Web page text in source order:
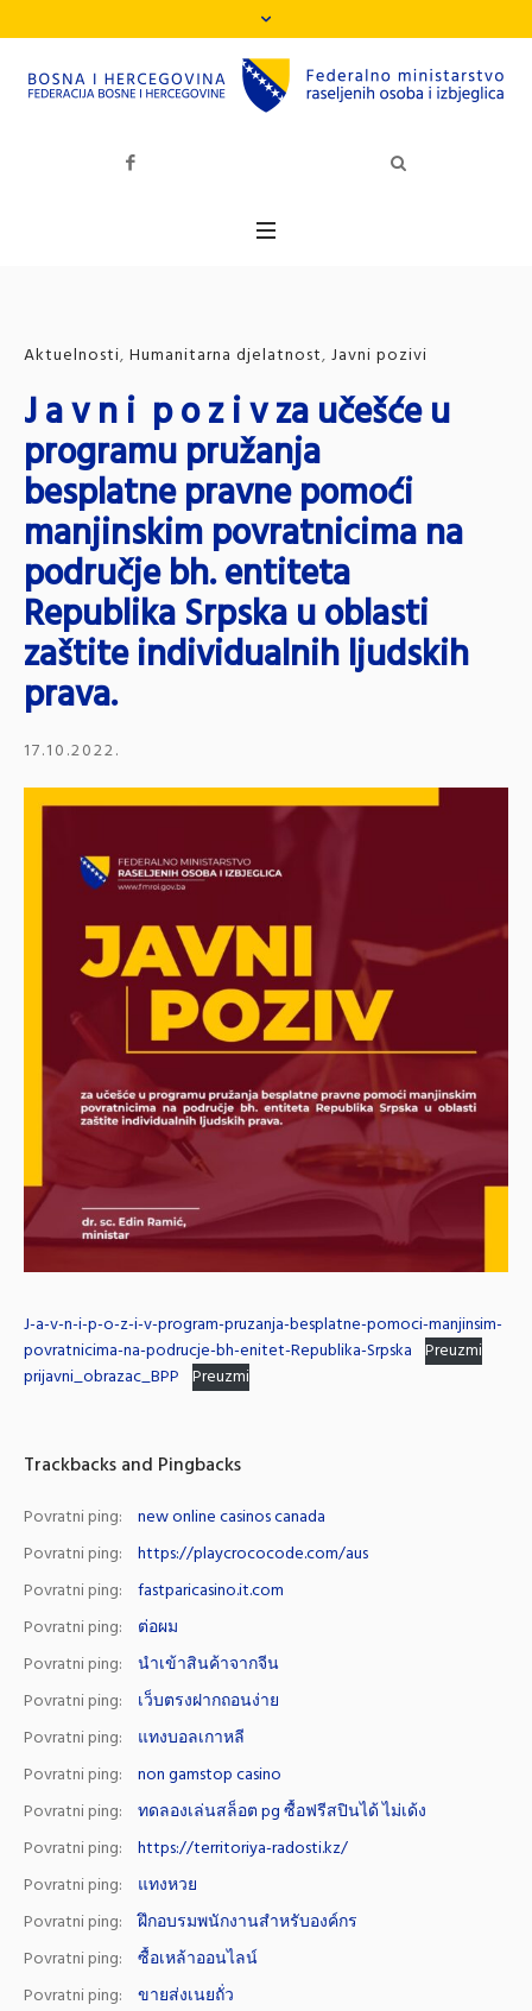
Aktuelnosti, Humanitarna djelatnost, Javni pozivi
J a v n i p o z i v za učešće u
programu pružanja
besplatne pravne pomoći
manjinskim povratnicima na
područje bh. entiteta
Republika Srpska u oblasti
zaštite individualnih ljudskih
prava.
17.10.2022.
J-a-v-n-i-p-o-z-i-v-program-pruzanja-besplatne-pomoci-manjinsim-
povratnicima-na-podrucje-bh-enitet-Republika-Srpska Preuzmi
prijavni_obrazac_BPP Preuzmi
Trackbacks and Pingbacks
Povratni ping:
new online casinos canada
Povratni ping:
https://playcrococode.com/aus
Povratni ping:
fastparicasino.it.com
Povratni ping:
ต่อผม
Povratni ping:
นำเข้าสินค้าจากจีน
Povratni ping:
เว็บตรงฝากถอนง่าย
Povratni ping:
แทงบอลเกาหลี
Povratni ping:
non gamstop casino
Povratni ping:
ทดลองเล่นสล็อต pg ซื้อฟรีสปินได้ ไม่เด้ง
Povratni ping:
https://territoriya-radosti.kz/
Povratni ping:
แทงหวย
Povratni ping:
ฝึกอบรมพนักงานสำหรับองค์กร
Povratni ping:
ซื้อเหล้าออนไลน์
Povratni ping:
ขายส่งเนยถั่ว